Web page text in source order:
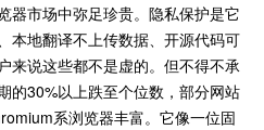
市场中弥足珍贵。隐私保护是它
本地翻译不上传数据、开源代码可
来说这些都不是虚的。但不得不承
的30%以上跌至个位数，部分网站
系浏览器丰富。它像一位固